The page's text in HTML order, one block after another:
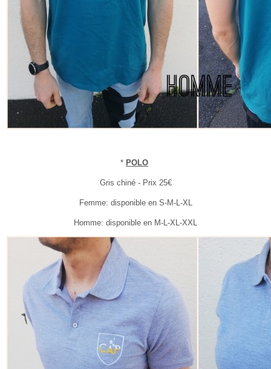
* POLO
Gris chiné - Prix 25€
Femme: disponible en S-M-L-XL
Homme: disponible en M-L-XL-XXL